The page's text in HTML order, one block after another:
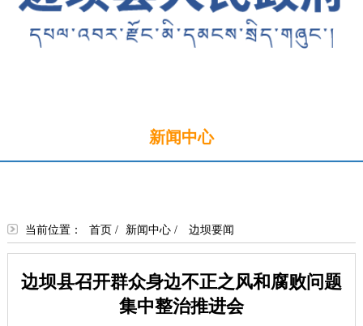
新闻中心
当前位置： 首页 / 新闻中心/ 边坝要闻
边坝县召开群众身边不正之风和腐败问题
集中整治推进会